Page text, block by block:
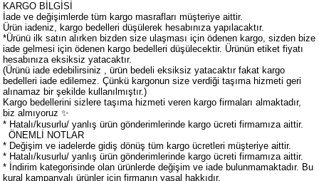
KARGO BİLGİSİ
İade ve değişimlerde tüm kargo masrafları müşteriye aittir.
Ürün iadeniz, kargo bedelleri düşülerek hesabınıza yapılacaktır.
*Ürünü ilk satın alırken bizden size ulaşması için ödenen kargo, sizden bize
iade gelmesi için ödenen kargo bedelleri düşülecektir. Ürünün etiket fiyatı
hesabınıza eksiksiz yatacaktır.
(Ürünü iade edebilirsiniz , ürün bedeli eksiksiz yatacaktır fakat kargo
bedelleri iade edilemez. Çünkü kargonun size verdiği taşıma hizmeti geri
alınamaz bir şekilde kullanılmıştır.)
Kargo bedellerini sizlere taşıma hizmeti veren kargo firmaları almaktadır,
biz almıyoruz ✨
* Hatalı/kusurlu/ yanlış ürün gönderimlerinde kargo ücreti firmamıza aittir.
ÖNEMLİ NOTLAR
* Değişim ve iadelerde gidiş dönüş tüm kargo ücretleri müşteriye aittir.
* Hatalı/kusurlu/ yanlış ürün gönderimlerinde kargo ücreti firmamıza aittir.
* İndirim kategorisinde olan ürünlerde değişim ve iade bulunmamaktadır. Bu
kural kampanyalı ürünler için firmanın yasal hakkıdır.